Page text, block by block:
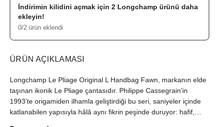
İndirimin kilidini açmak için 2 Longchamp ürünü daha
ekleyin!
0/2 ürün eklendi
ÜRÜN AÇIKLAMASI
Longchamp Le Pliage Original L Handbag Fawn, markanın elde
taşınan ikonik Le Pliage çantasıdır. Philippe Cassegrain’in
1993’te origamiden ilhamla geliştirdiği bu seri, saniyeler içinde
katlanabilen yapısıyla hâlâ aynı fikrin peşinde duruyor: hafif,